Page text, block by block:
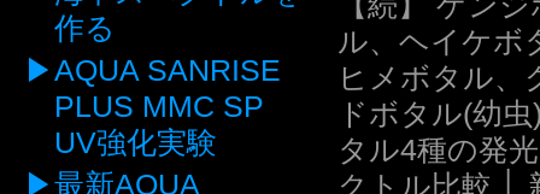
作る
AQUA SANRISE
PLUS MMC SP
UV強化実験
最新AQUA
ル、ヘイケボ
ヒメボタル、
ドボタル(幼
タル4種の発
クトル比較 │